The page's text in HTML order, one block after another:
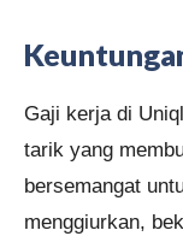
Gaji kerja di
tarik yang
bersemangat
menggiurkan,